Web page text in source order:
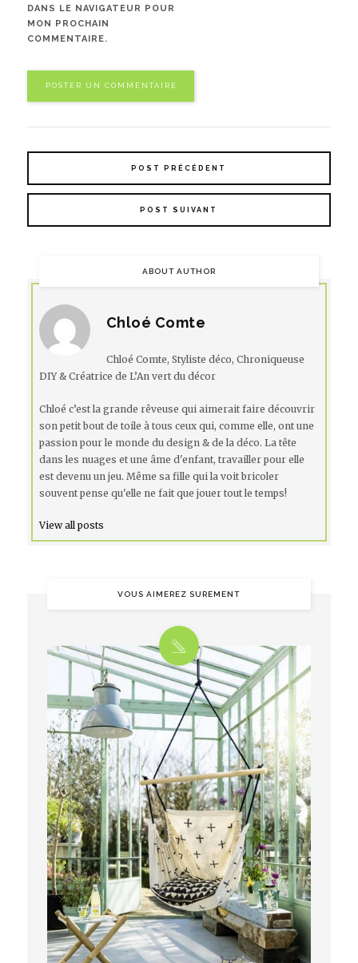
DANS LE NAVIGATEUR POUR
MON PROCHAIN
COMMENTAIRE.
POST PRÉCÉDENT
POST SUIVANT
ABOUT AUTHOR
Chloé Comte
Chloé Comte, Styliste déco, Chroniqueuse
DIY & Créatrice de L’An vert du décor
Chloé c’est la grande rêveuse qui aimerait faire découvrir
son petit bout de toile à tous ceux qui, comme elle, ont une
passion pour le monde du design & de la déco. La tête
dans les nuages et une âme d'enfant, travailler pour elle
est devenu un jeu. Même sa fille qui la voit bricoler
souvent pense qu'elle ne fait que jouer tout le temps!
View all posts
VOUS AIMEREZ SUREMENT